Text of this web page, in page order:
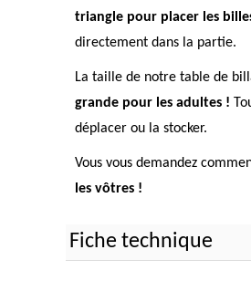
triangle pour placer les
directement dans la partie.
La taille de notre table de
grande pour les adultes !
déplacer ou la stocker.
Vous vous demandez
les vôtres !
Fiche technique